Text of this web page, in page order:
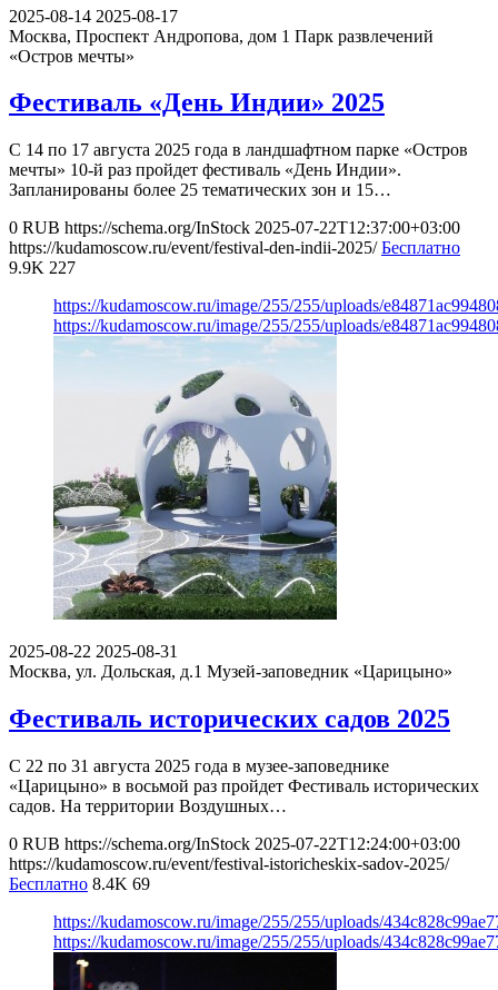
2025-08-14 2025-08-17
Москва, Проспект Андропова, дом 1 Парк развлечений
«Остров мечты»
Фестиваль «День Индии» 2025
С 14 по 17 августа 2025 года в ландшафтном парке «Остров
мечты» 10-й раз пройдет фестиваль «День Индии».
Запланированы более 25 тематических зон и 15…
0 RUB https://schema.org/InStock 2025-07-22T12:37:00+03:00
https://kudamoscow.ru/event/festival-den-indii-2025/ Бесплатно
9.9K 227
https://kudamoscow.ru/image/255/255/uploads/
https://kudamoscow.ru/image/255/255/uploads/
2025-08-22 2025-08-31
Москва, ул. Дольская, д.1 Музей-заповедник «Царицыно»
Фестиваль исторических садов 2025
С 22 по 31 августа 2025 года в музее-заповеднике
«Царицыно» в восьмой раз пройдет Фестиваль исторических
садов. На территории Воздушных…
0 RUB https://schema.org/InStock 2025-07-22T12:24:00+03:00
https://kudamoscow.ru/event/festival-istoricheskix-sadov-2025/
Бесплатно 8.4K 69
https://kudamoscow.ru/image/255/255/uploads/
https://kudamoscow.ru/image/255/255/uploads/